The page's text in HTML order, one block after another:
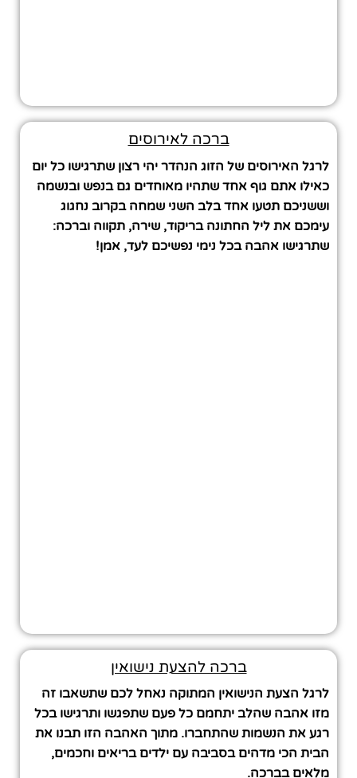
ברכה לאירוסים
לרגל האירוסים של הזוג הנהדר יהי רצון שתרגישו כל יום
כאילו אתם גוף אחד שתהיו מאוחדים גם בנפש ובנשמה
וששניכם תטעו אחד בלב השני שמחה בקרוב נחגוג
עימכם את ליל החתונה בריקוד, שירה, תקווה וברכה:
שתרגישו אהבה בכל נימי נפשיכם לעד, אמן!
ברכה להצעת נישואין
לרגל הצעת הנישואין המתוקה נאחל לכם שתשאבו זה
מזו אהבה שהלב יתחמם כל פעם שתפגשו ותרגישו בכל
רגע את הנשמות שהתחברו. מתוך האהבה הזו תבנו את
הבית הכי מדהים בסביבה עם ילדים בריאים וחכמים,
מלאים בברכה.